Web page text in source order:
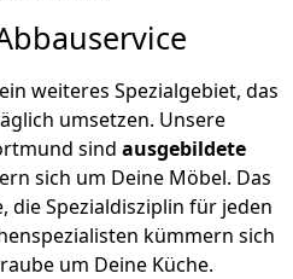
weiteres Spezialgebiet, das
umsetzen. Unsere
sind ausgebildete
sich um Deine Möbel. Das
die Spezialdisziplin für jeden
kümmern sich
um Deine Küche.